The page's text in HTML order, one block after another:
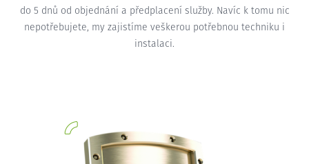
do 5 dnů od objednání a předplacení služby. Navíc k tomu nic
nepotřebujete, my zajistíme veškerou potřebnou techniku i
instalaci.